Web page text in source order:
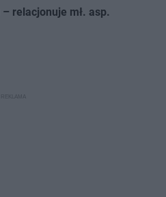
– relacjonuje mł. asp.